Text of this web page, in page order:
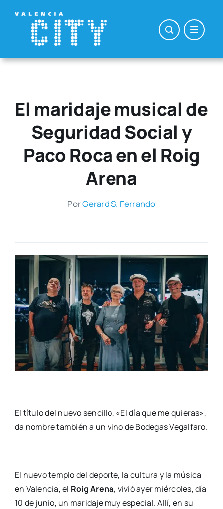
contenido
El maridaje musical de
Seguridad Social y
Paco Roca en el Roig
Arena
PorGerard S. Ferran­do
El títu­lo del nue­vo sen­ci­llo, «El día que me quie­ras»,
da nom­bre tam­bién a un vino de Bode­gas Vegal­fa­ro.
El nue­vo tem­plo del depor­te, la cul­tu­ra y la músi­ca
en Valen­cia, el Roig Are­na, vivió ayer miér­co­les, día
10 de junio, un mari­da­je muy espe­cial. Allí, en su